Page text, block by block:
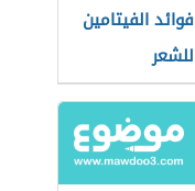
فوائد الفيتامين
للشعر